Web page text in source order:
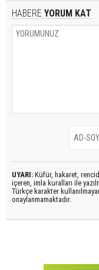
HABERE YORUM KAT
UYARI: Küfür, hakaret,
içeren, imla kuralları ile
Türkçe karakter
onaylanmamaktadır.